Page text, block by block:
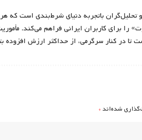
باتجربه دنیای شرط‌بندی است که هر
برای کاربران ایرانی فراهم می‌کند.
تا در کنار سرگرمی، از حداکثر ارزش افزوده
شده‌اند*